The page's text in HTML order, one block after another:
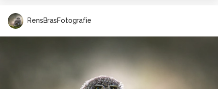
RensBrasFotografie